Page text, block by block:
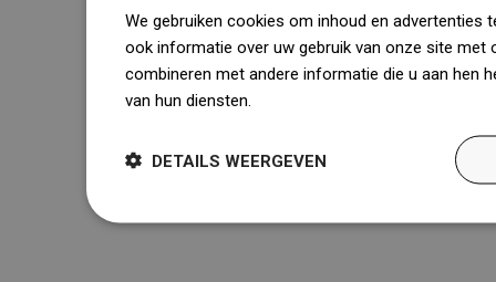
We gebruiken cookies om inhoud en advertenties
ook informatie over uw gebruik van onze site met
combineren met andere informatie die u aan hen
van hun diensten.
DETAILS WEERGEVEN